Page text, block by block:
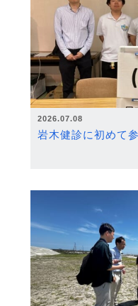
2026.07.08
岩木健診に初めて